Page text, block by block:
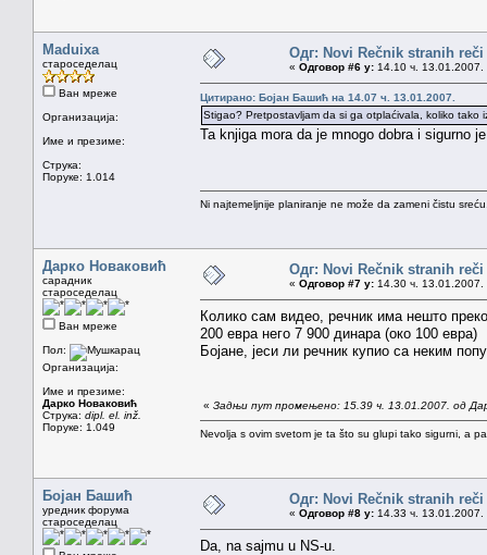
Maduixa
староседелац
Ван мреже
Организација:
Име и презиме:
Струка:
Поруке: 1.014
Одг: Novi Rečnik stranih reči
« Одговор #6 у: 14.10 ч. 13.01.2007.
Цитирано: Бојан Башић на 14.07 ч. 13.01.2007.
Stigao? Pretpostavljam da si ga otplaćivala, koliko
Ta knjiga mora da je mnogo dobra i sigurno
Ni najtemeljnije planiranje ne može da zameni čistu
Дарко Новаковић
сарадник
староседелац
Ван мреже
Пол:
Организација:
Име и презиме:
Дарко Новаковић
Струка: dipl. el. inž.
Поруке: 1.049
Одг: Novi Rečnik stranih reči
« Одговор #7 у: 14.30 ч. 13.01.2007.
Колико сам видео, речник има нешто
200 евра него 7 900 динара (око 100 евра)
Бојане, јеси ли речник купио са неким
« Задњи пут промењено: 15.39 ч. 13.01.2007. од
Nevolja s ovim svetom je ta što su glupi tako sigurni, a
Бојан Башић
уредник форума
староседелац
Одг: Novi Rečnik stranih reči
« Одговор #8 у: 14.33 ч. 13.01.2007.
Da, na sajmu u NS-u.